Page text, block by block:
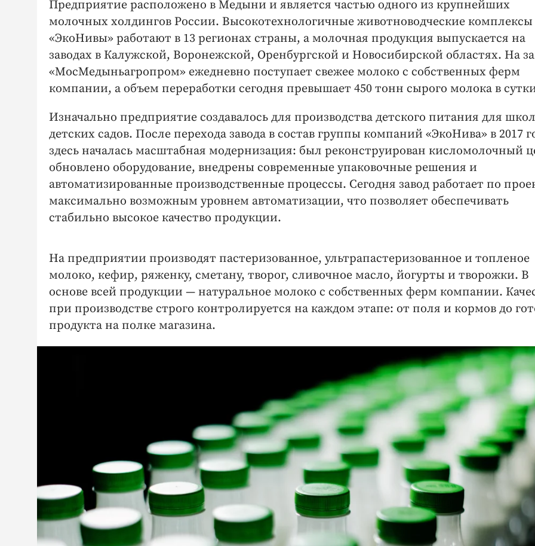
Предприятие расположено в Медыни и является частью одного из крупнейших
молочных холдингов России. Высокотехнологичные животноводческие комплексы
«ЭкоНивы» работают в 13 регионах страны, а молочная продукция выпускается на
заводах в Калужской, Воронежской, Оренбургской и Новосибирской областях. На
«МосМедыньагропром» ежедневно поступает свежее молоко с собственных ферм
компании, а объем переработки сегодня превышает 450 тонн сырого молока в
Изначально предприятие создавалось для производства детского питания для
детских садов. После перехода завода в состав группы компаний «ЭкоНива» в 2017
здесь началась масштабная модернизация: был реконструирован кисломолочный
обновлено оборудование, внедрены современные упаковочные решения и
автоматизированные производственные процессы. Сегодня завод работает по
максимально возможным уровнем автоматизации, что позволяет обеспечивать
стабильно высокое качество продукции.
На предприятии производят пастеризованное, ультрапастеризованное и топленое
молоко, кефир, ряженку, сметану, творог, сливочное масло, йогурты и творожки. В
основе всей продукции — натуральное молоко с собственных ферм компании.
при производстве строго контролируется на каждом этапе: от поля и кормов до
продукта на полке магазина.